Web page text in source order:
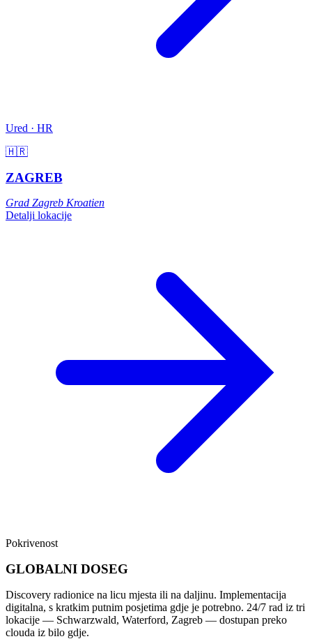
Ured · HR
🇭🇷
ZAGREB
Grad Zagreb Kroatien
Detalji lokacije
Pokrivenost
GLOBALNI DOSEG
Discovery radionice na licu mjesta ili na daljinu. Implementacija
digitalna, s kratkim putnim posjetima gdje je potrebno. 24/7 rad iz tri
lokacije — Schwarzwald, Waterford, Zagreb — dostupan preko
clouda iz bilo gdje.